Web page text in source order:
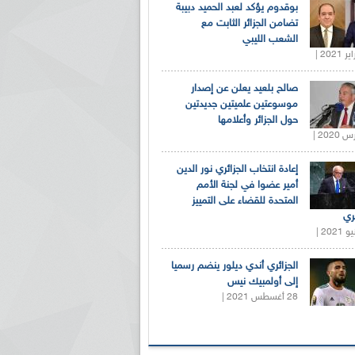
بوقدوم يؤكد لعبد الحميد دبيبة
تضامن الجزائر الثابت مع
الشعب الليبي
صالح بلعيد يعلن عن إصدار
موسوعتين علميتين جديدتين
حول الجزائر وأعلامها
إعادة انتخاب الجزائري نور الدين
أمير عضوا في لجنة الأمم
المتحدة للقضاء على التمييز
الجزائري أندي ديلور ينضم رسميا
إلى أولمبيك نيس
28 أغسطس 2021 |